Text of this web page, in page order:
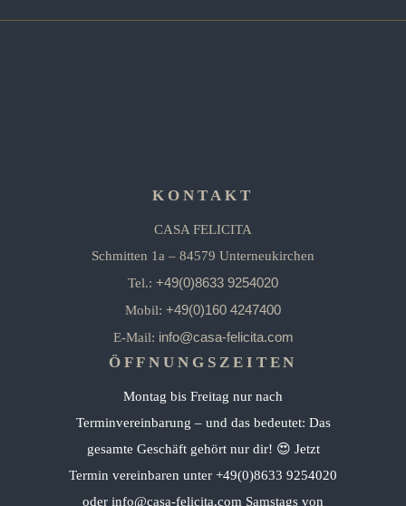
KONTAKT
CASA FELICITA
Schmitten 1a – 84579 Unterneukirchen
Tel.: +49(0)8633 9254020
Mobil: +49(0)160 4247400
E-Mail: info@casa-felicita.com
ÖFFNUNGSZEITEN
Montag bis Freitag nur nach
Terminvereinbarung – und das bedeutet: Das
gesamte Geschäft gehört nur dir! 😍 Jetzt
Termin vereinbaren unter +49(0)8633 9254020
oder info@casa-felicita.com Samstags von